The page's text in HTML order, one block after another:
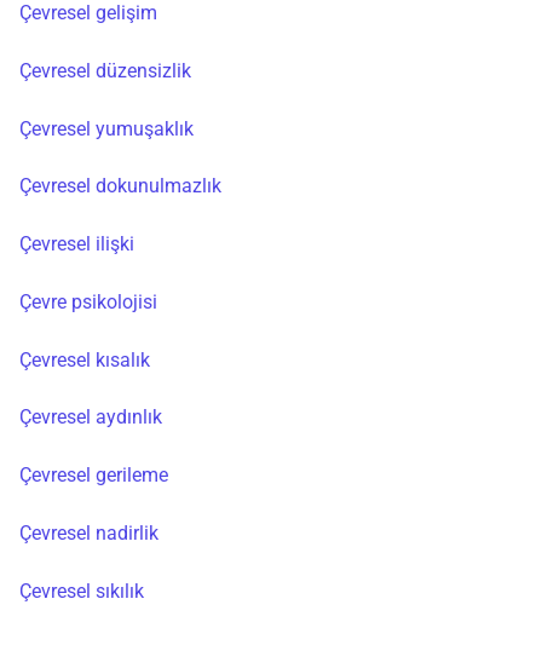
Çevresel gelişim
Çevresel düzensizlik
Çevresel yumuşaklık
Çevresel dokunulmazlık
Çevresel ilişki
Çevre psikolojisi
Çevresel kısalık
Çevresel aydınlık
Çevresel gerileme
Çevresel nadirlik
Çevresel sıkılık